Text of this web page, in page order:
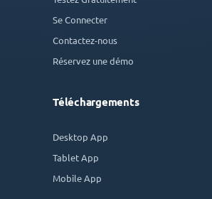
Se Connecter
Contactez-nous
Réservez une démo
Téléchargements
Desktop App
Tablet App
Mobile App